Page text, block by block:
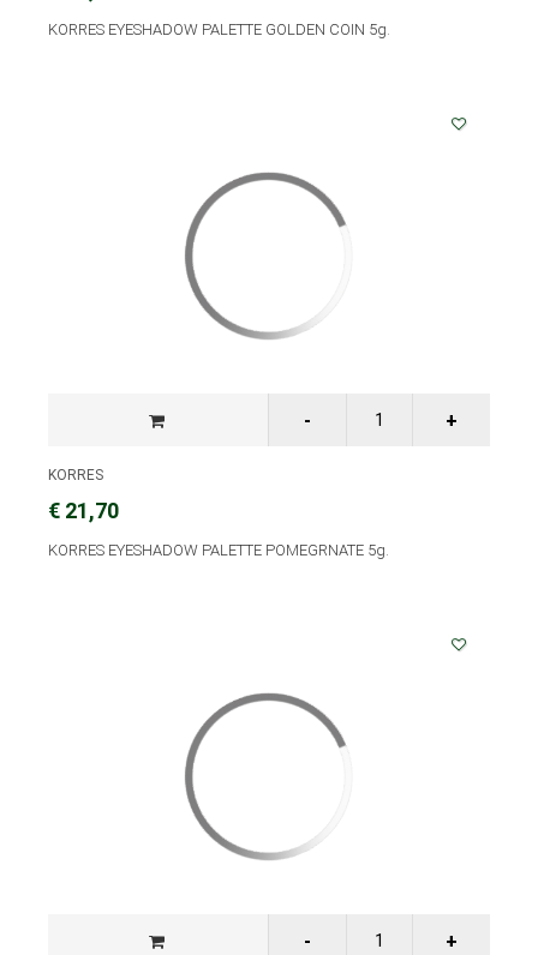
KORRES EYESHADOW PALETTE GOLDEN COIN 5g.
KORRES
€ 21,70
KORRES EYESHADOW PALETTE POMEGRNATE 5g.